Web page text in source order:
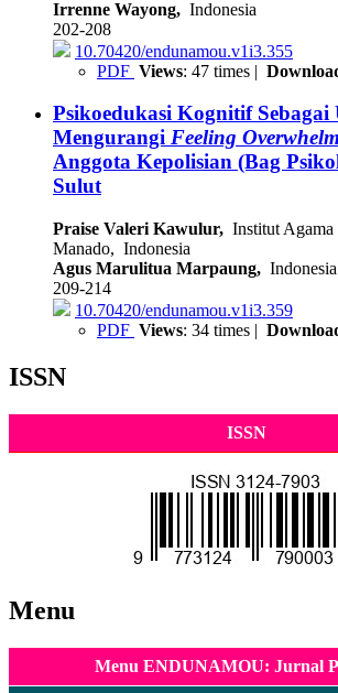
Irrenne Wayong, Indonesia
202-208
10.70420/endunamou.v1i3.355
PDF Views: 47 times |
Psikoedukasi Kognitif Sebagai
Mengurangi Feeling
Anggota Kepolisian (Bag
Sulut
Praise Valeri Kawulur, Institut
Manado, Indonesia
Agus Marulitua Marpaung, Indonesia
209-214
10.70420/endunamou.v1i3.359
PDF Views: 34 times |
ISSN
ISSN
Menu
Menu ENDUNAMOU: Jurnal